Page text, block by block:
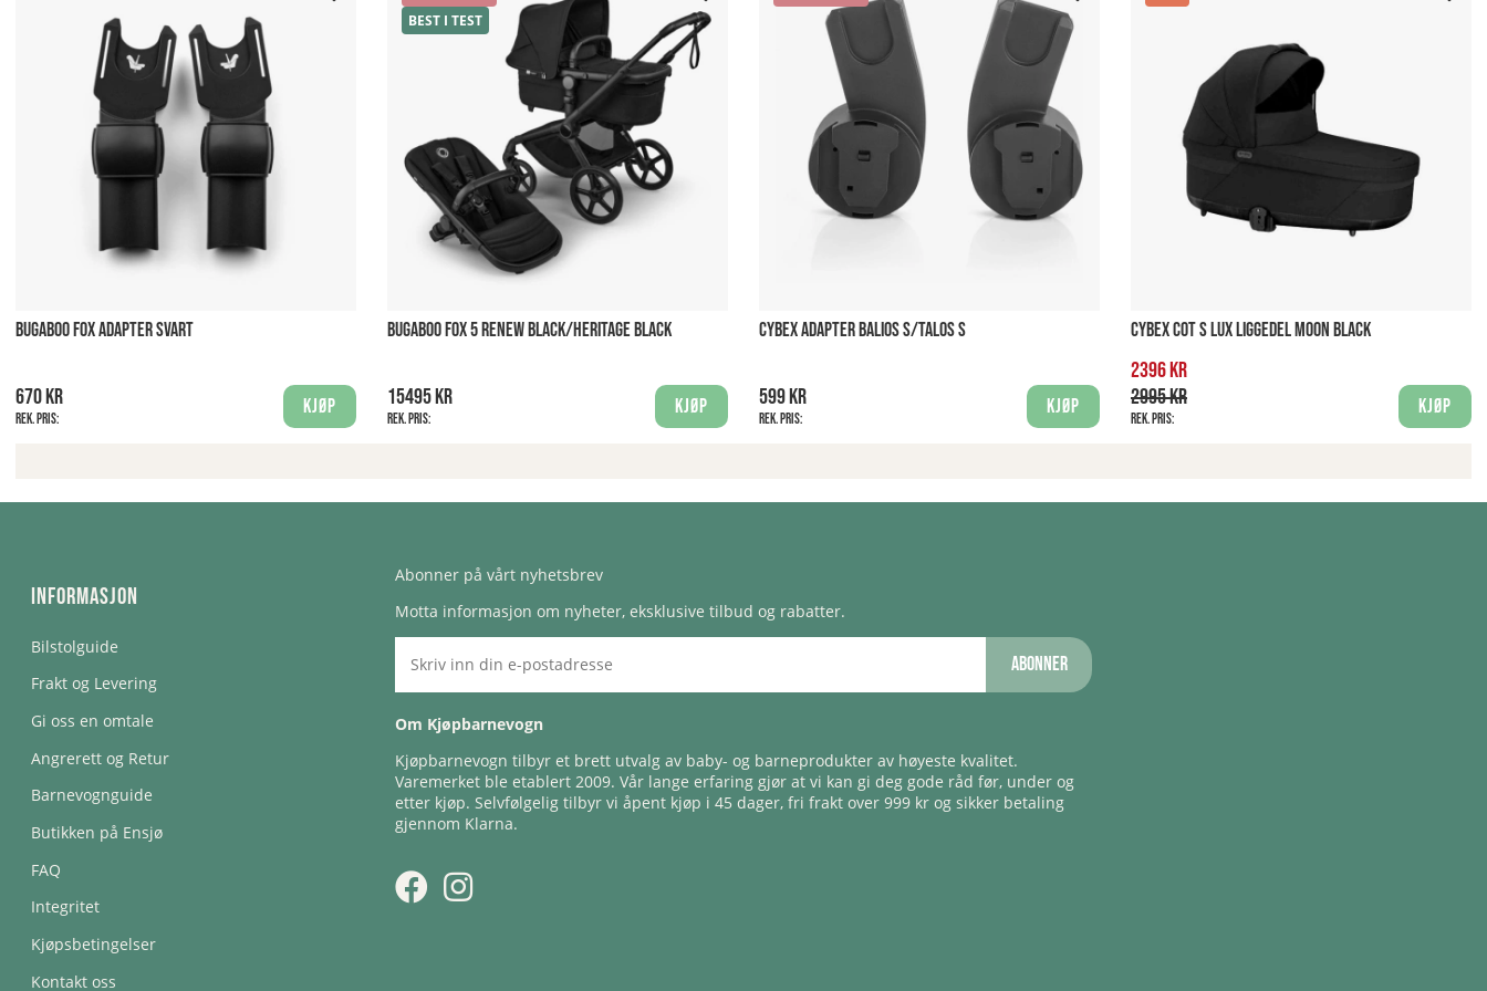
BUGABOO FOX ADAPTER SVART
670 kr
Rek. pris:
Kjøp
BEST I TEST
BUGABOO FOX 5 RENEW BLACK/HERITAGE BLACK
15495 kr
Rek. pris:
Kjøp
CYBEX ADAPTER BALIOS S/TALOS S
599 kr
Rek. pris:
Kjøp
CYBEX COT S LUX LIGGEDEL MOON BLACK
2396 kr
2995 kr
Rek. pris:
Kjøp
Informasjon
Bilstolguide
Frakt og Levering
Gi oss en omtale
Angrerett og Retur
Barnevognguide
Butikken på Ensjø
FAQ
Integritet
Kjøpsbetingelser
Kontakt oss
Abonner på vårt nyhetsbrev
Motta informasjon om nyheter, eksklusive tilbud og rabatter.
Abonner
Om Kjøpbarnevogn
Kjøpbarnevogn tilbyr et brett utvalg av baby- og barneprodukter av høyeste kvalitet.
Varemerket ble etablert 2009. Vår lange erfaring gjør at vi kan gi deg gode råd før, under og
etter kjøp. Selvfølgelig tilbyr vi åpent kjøp i 45 dager, fri frakt over 999 kr og sikker betaling
gjennom Klarna.